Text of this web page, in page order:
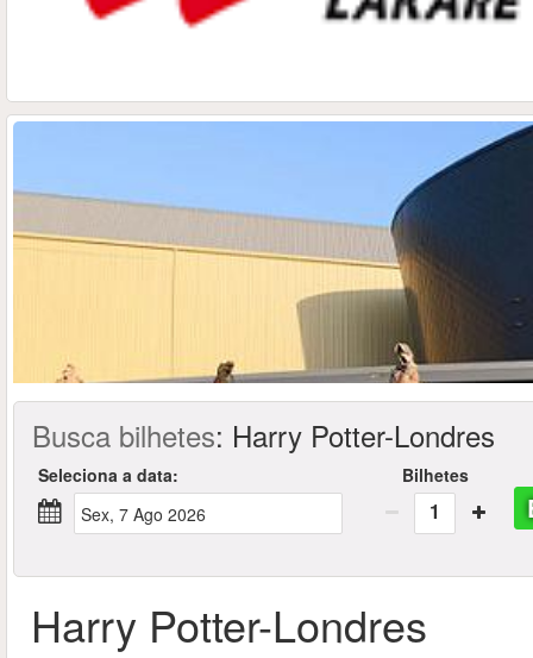
Busca bilhetes: Harry Potter-Londres
Seleciona a data:
Sex, 7 Ago 2026
Bilhetes
1
Harry Potter-Londres